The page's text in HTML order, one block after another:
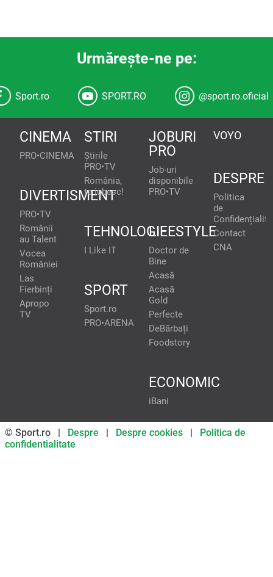
Urmăreşte-ne pe:
Sport.ro SPORT.RO @sport.ro.oficial
CINEMA
PRO•CINEMA
DIVERTISMENT
PRO•TV
Românii
au Talent
Vocea
României
Las
Fierbinți
Apropo
TV
STIRI
Știrile
PRO•TV
România,
te iubesc!
TEHNOLOGIE
I Like IT
SPORT
Sport.ro
PRO•ARENA
JOBURI
PRO
Job-uri
disponibile
PRO•TV
LIFESTYLE
Doctor de
Bine
Acasă
Acasă
Gold
Perfecte
DeBărbați
Foodstory
ECONOMIC
iBani
VOYO
DESPRE
Politica
de
Contact
CNA
© Sport.ro | Despre Despre cookies
Politica de
confidentialitate